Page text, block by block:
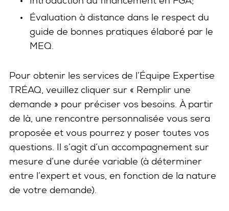
Évaluation à distance dans le respect du
guide de bonnes pratiques élaboré par le
MEQ.
Pour obtenir les services de l’Équipe Expertise
TRÉAQ, veuillez cliquer sur « Remplir une
demande » pour préciser vos besoins. À partir
de là, une rencontre personnalisée vous sera
proposée et vous pourrez y poser toutes vos
questions. Il s’agit d’un accompagnement sur
mesure d’une durée variable (à déterminer
entre l’expert et vous, en fonction de la nature
de votre demande).